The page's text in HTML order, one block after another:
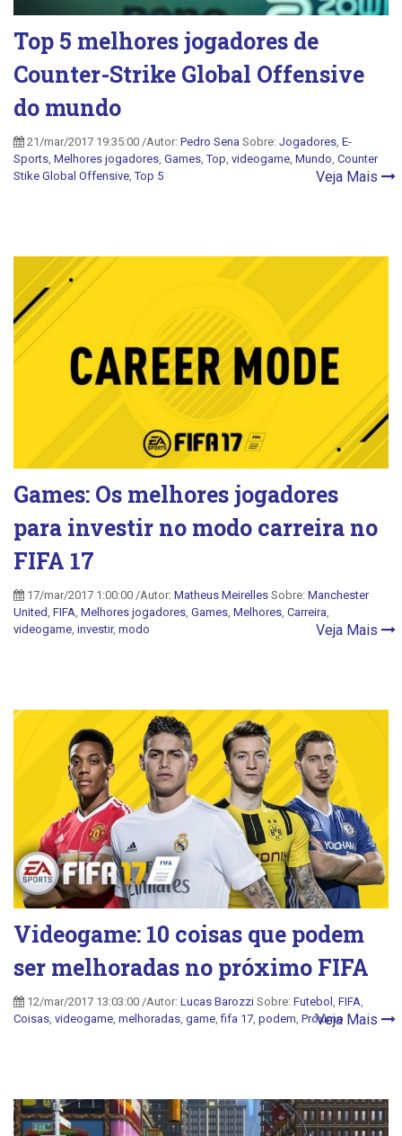
Top 5 melhores jogadores de
Counter-Strike Global Offensive
do mundo
21/mar/2017 19:35:00 /Autor: Pedro Sena Sobre: Jogadores, E-
Sports, Melhores jogadores, Games,Top, videogame, Mundo, Counter
Stike Global Offensive,Top 5 Veja Mais
Games: Os melhores jogadores
para investir no modo carreira no
FIFA 17
17/mar/2017 1:00:00 /Autor: Matheus Meirelles Sobre: Manchester
United FIFA Melhores jogadores Games Melhores Carreira
videogame investir, modo Veja Mais
Videogame: 10 coisas que podem
ser melhoradas no próximo FIFA
12/mar/2017 13:03:00 /Autor: Lucas Barozzi Sobre: Futebol , FIFA,
Coisas, videogame, melhoradas, game,fifa 17, podem, Próximo
Veja Mais